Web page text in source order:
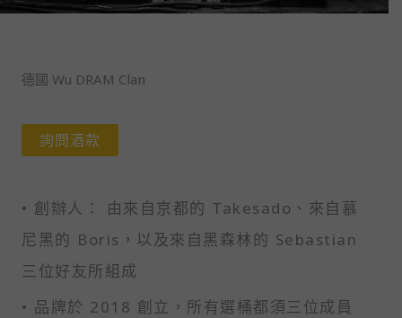
德國 Wu DRAM Clan
詢問酒款
• 創辦人： 由來自京都的 Takesado、來自慕
尼黑的 Boris，以及來自黑森林的 Sebastian
三位好友所組成
• 品牌於 2018 創立，所有選桶都須三位成員